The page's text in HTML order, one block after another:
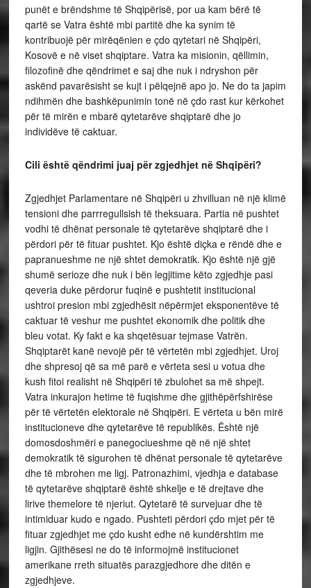
punët e brëndshme të Shqipërisë, por ua kam bërë të
qartë se Vatra është mbi partitë dhe ka synim të
kontribuojë për mirëqënien e çdo qytetari në Shqipëri,
Kosovë e në viset shqiptare. Vatra ka misionin, qëllimin,
filozofinë dhe qëndrimet e saj dhe nuk i ndryshon për
askënd pavarësisht se kujt i pëlqejnë apo jo. Ne do ta japim
ndihmën dhe bashkëpunimin tonë në çdo rast kur kërkohet
për të mirën e mbarë qytetarëve shqiptarë dhe jo
individëve të caktuar.
Cili është qëndrimi juaj për zgjedhjet në Shqipëri?
Zgjedhjet Parlamentare në Shqipëri u zhvilluan në një klimë
tensioni dhe parrregullsish të theksuara. Partia në pushtet
vodhi të dhënat personale të qytetarëve shqiptarë dhe i
përdori për të fituar pushtet. Kjo është diçka e rëndë dhe e
papranueshme ne një shtet demokratik. Kjo është një gjë
shumë serioze dhe nuk i bën legjitime këto zgjedhje pasi
qeveria duke përdorur fuqinë e pushtetit institucional
ushtroi presion mbi zgjedhësit nëpërmjet eksponentëve të
caktuar të veshur me pushtet ekonomik dhe politik dhe
bleu votat. Ky fakt e ka shqetësuar tejmase Vatrën.
Shqiptarët kanë nevojë për të vërtetën mbi zgjedhjet. Uroj
dhe shpresoj që sa më parë e vërteta sesi u votua dhe
kush fitoi realisht në Shqipëri të zbulohet sa më shpejt.
Vatra inkurajon hetime të fuqishme dhe gjithëpërfshirëse
për të vërtetën elektorale në Shqipëri. E vërteta u bën mirë
institucioneve dhe qytetarëve të republikës. Është një
domosdoshmëri e panegociueshme që në një shtet
demokratik të sigurohen të dhënat personale të qytetarëve
dhe të mbrohen me ligj. Patronazhimi, vjedhja e database
të qytetarëve shqiptarë është shkelje e të drejtave dhe
lirive themelore të njeriut. Qytetarë të survejuar dhe të
intimiduar kudo e ngado. Pushteti përdori çdo mjet për të
fituar zgjedhjet me çdo kusht edhe në kundërshtim me
ligjin. Gjithësesi ne do të informojmë institucionet
amerikane rreth situatës parazgjedhore dhe ditën e
zgjedhjeve.